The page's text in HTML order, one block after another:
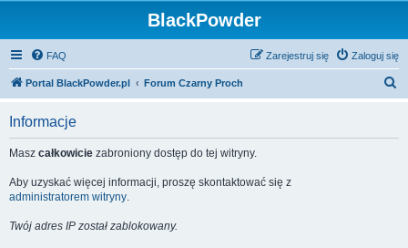
BlackPowder
FAQ Zaloguj się
Zarejestruj się
Portal BlackPowder.pl Forum Czarny Proch
Informacje
Masz całkowicie zabroniony dostęp do tej witryny.
Aby uzyskać więcej informacji, proszę skontaktować się z
administratorem witryny.
Twój adres IP został zablokowany.